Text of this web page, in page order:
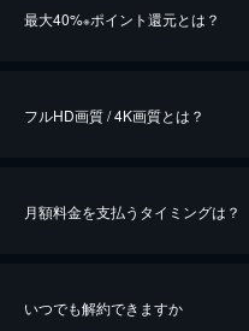
最大40%※ポイント還元とは？
※40％ポイント還元の対象は、クレジッ
フルHD画質 / 4K画質とは？
月額料金を支払うタイミングは？
いつでも解約できますか